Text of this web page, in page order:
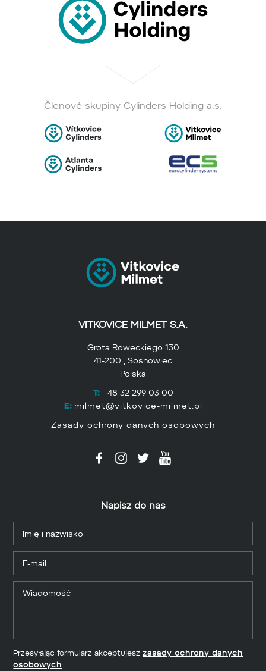
Členové skupiny Cylinders Holding a.s.
VITKOVICE MILMET S.A.
Grota Roweckiego 130
41-200 , Sosnowiec
Polska
T: +48 32 299 03 00
E: milmet@vitkovice-milmet.pl
Zasady ochrony danych osobowych
Napisz do nas
Przesyłając formularz akceptujeszzasady ochrony danych
osobowych